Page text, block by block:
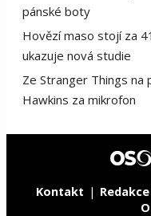
pánské boty
Hovězí maso stojí za
ukazuje nová studie
Ze Stranger Things na
Hawkins za mikrofon
Kontakt Redakce